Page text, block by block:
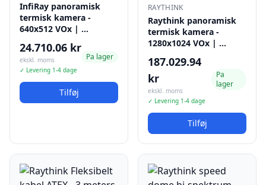
InfiRay panoramisk
termisk kamera -
640x512 VOx | …
24.710.06 kr
ekskl. moms
✓ Levering 1-4 dage
Pa lager
Tilføj
RAYTHINK
Raythink panoramisk
termisk kamera -
1280x1024 VOx | …
187.029.94
kr
ekskl. moms
✓ Levering 1-4 dage
Pa
lager
Tilføj